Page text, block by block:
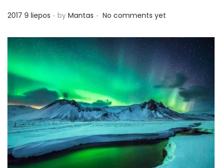
P
s
t
e
d
o
2017 9 liepos . by Mantas . No comments yet